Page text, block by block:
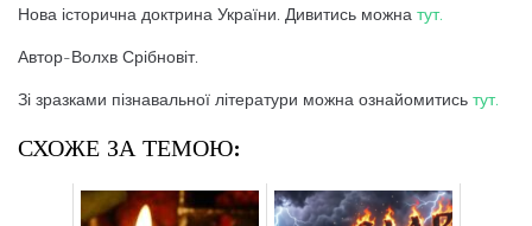
Нова історична доктрина України. Дивитись можна тут.
Автор-Волхв Срібновіт.
Зі зразками пізнавальної літератури можна ознайомитись тут.
СХОЖЕ ЗА ТЕМОЮ: